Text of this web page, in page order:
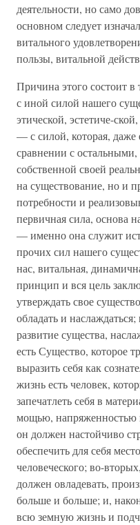
деятельности, но само
основном следует
витального
пользы, витальной
Причина этого состоит в
с иной силой нашего
этической, эстетиче-
— с силой, которая,
сравнении с остальными,
собственной своей
на существование, но и
потребности и
первичная сила, основа
— именно она служит
прочих сил нашего
нас, витальная,
принцип и вся цель
утверждать свое
обладать и
развитие существа,
есть Существо, которое
выразить себя как
жизнь есть человек,
запечатлеть себя в
мощью, напряженностью
он должен настойчиво
обеспечить для себя
человеческого; во-
должен овладевать,
больше и больше; и,
всю земную жизнь и